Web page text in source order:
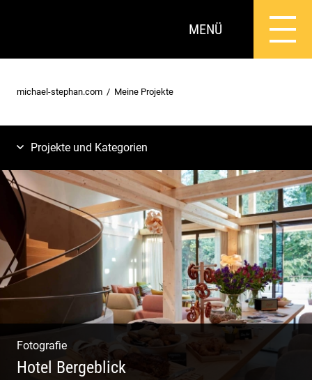
MENÜ
michael-stephan.com Meine Projekte
Projekte und Kategorien
Fotografie
Hotel Bergeblick